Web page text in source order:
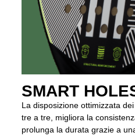
SMART
La disposizione ottimizzata
tre a tre, migliora la
prolunga la durata grazie a